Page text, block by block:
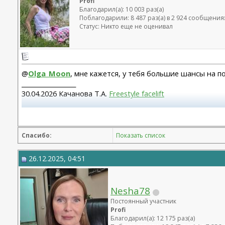
Благодарил(а): 10 003 раз(а)
Поблагодарили: 8 487 раз(а) в 2 924
Статус: Никто еще не оценивал
@Olga_Moon, мне кажется, у тебя большие шансы на
30.04.2026 Качанова Т.А. Freestyle facelift
Спасибо: Показать список
26.12.2025, 04:51
Nesha78
Постоянный участник
Profi
Благодарил(а): 12 175 раз(а)